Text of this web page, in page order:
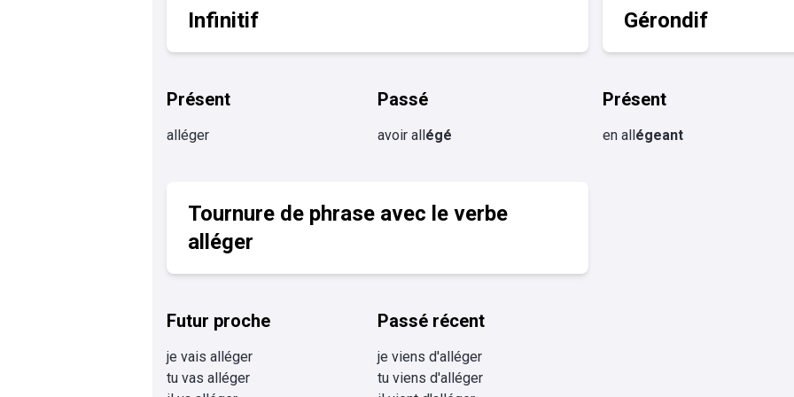
Infinitif
Présent
alléger
Passé
avoir allégé
Gérondif
Présent
en allégeant
Tournure de phrase avec le verbe
alléger
Futur proche
je vais alléger
tu vas alléger
Passé récent
je viens d'alléger
tu viens d'alléger